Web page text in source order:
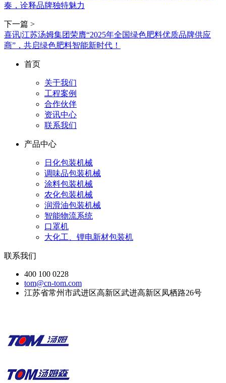
奏，诠释品牌独特魅力
下一篇 >
喜讯|江苏汤姆集团荣膺“2025年全国绿色肥料优质品牌供应
商”，共启绿色肥料智能新时代！
首页
关于我们
工程案例
合作伙伴
资讯中心
联系我们
产品中心
日化包装机械
调味品包装机械
涂料包装机械
农化包装机械
润滑油包装机械
智能物流系统
口罩机
大化工、锂电新材包装机
联系我们
400 100 0228
tom@cn-tom.com
江苏省常州市武进区高新区武进高新区凤栖路26号